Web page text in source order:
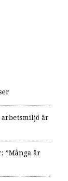
arbetsmiljö är
”Många är